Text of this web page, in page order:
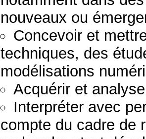
nouveaux ou
Concevoir et
techniques, des
modélisations
Acquérir et
Interpréter avec
compte du cadre de